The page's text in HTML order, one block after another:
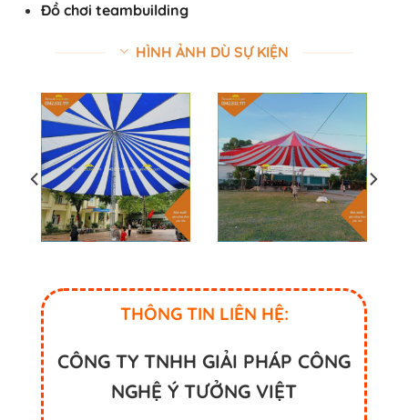
Đồ chơi teambuilding
HÌNH ẢNH DÙ SỰ KIỆN
THÔNG TIN LIÊN HỆ:
CÔNG TY TNHH GIẢI PHÁP CÔNG
NGHỆ Ý TƯỞNG VIỆT